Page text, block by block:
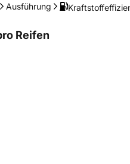
Ausführung
Reifen